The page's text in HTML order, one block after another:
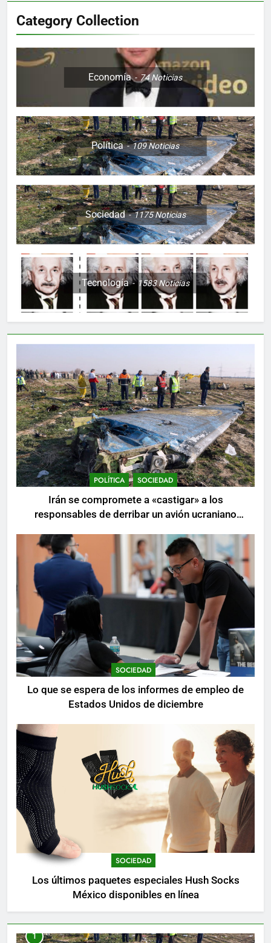
Category Collection
Economía 74Noticias
Política 109Noticias
Sociedad 1175Noticias
Tecnología 1583Noticias
POLÍTICA SOCIEDAD
Irán se compromete a «castigar» a los
responsables de derribar un avión ucraniano
SOCIEDAD
Lo que se espera de los informes de empleo de
Estados Unidos de diciembre
SOCIEDAD
Los últimos paquetes especiales Hush Socks
México disponibles en línea
1